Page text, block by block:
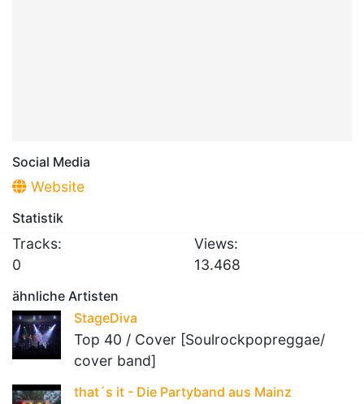
Social Media
Website
Statistik
Tracks:
0
Views:
13.468
ähnliche Artisten
StageDiva
Top 40 / Cover [Soulrockpopreggae/
cover band]
that´s it - Die Partyband aus Mainz